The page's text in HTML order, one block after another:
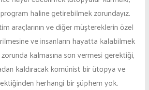
haline getirebilmek zorundayız.
araçlarının ve diğer müştereklerin özel
ve insanların hayatta kalabilmek
kalmasına son vermesi gerektiği,
kaldıracak komünist bir ütopya ve
herhangi bir şüphem yok.